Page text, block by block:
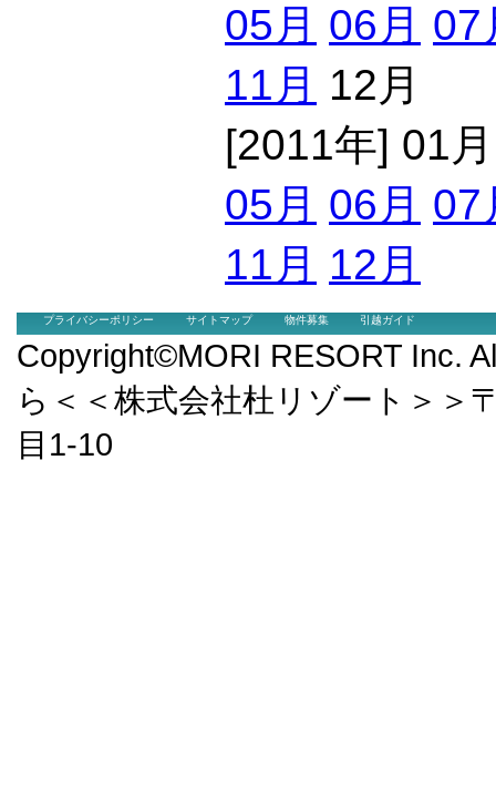
05月 06月 07
11月 12月
[2011年] 01
05月 06月 07
11月 12月
プライバシーポリシー サイトマップ 物件募集 引越ガイド
Copyright©MORI RESORT Inc.
ら＜＜株式会社杜リゾート＞＞
目1-10